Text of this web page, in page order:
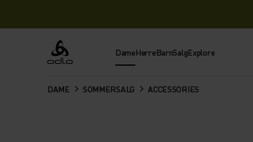
Odlo DameHerreBarnSalgExplore
DAME SOMMERSALG ACCESSORIES